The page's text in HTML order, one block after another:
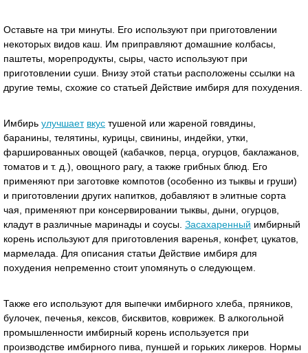
Оставьте на три минуты. Его используют при приготовлении
некоторых видов каш. Им приправляют домашние колбасы,
паштеты, морепродукты, сыры, часто используют при
приготовлении суши. Внизу этой статьи расположены ссылки на
другие темы, схожие со статьей Действие имбиря для похудения.
Имбирь улучшает вкус тушеной или жареной говядины,
баранины, телятины, курицы, свинины, индейки, утки,
фаршированных овощей (кабачков, перца, огурцов, баклажанов,
томатов и т. д.), овощного рагу, а также грибных блюд. Его
применяют при заготовке компотов (особенно из тыквы и груши)
и приготовлении других напитков, добавляют в элитные сорта
чая, применяют при консервировании тыквы, дыни, огурцов,
кладут в различные маринады и соусы. Засахаренный имбирный
корень используют для приготовления варенья, конфет, цукатов,
мармелада. Для описания статьи Действие имбиря для
похудения непременно стоит упомянуть о следующем.
Также его используют для выпечки имбирного хлеба, пряников,
булочек, печенья, кексов, бисквитов, коврижек. В алкогольной
промышленности имбирный корень используется при
производстве имбирного пива, пуншей и горьких ликеров. Нормы